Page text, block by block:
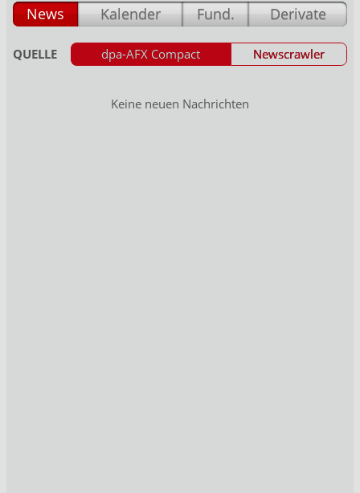
News Kalender Fund. Derivate
QUELLE dpa-AFX Compact Newscrawler
Keine neuen Nachrichten